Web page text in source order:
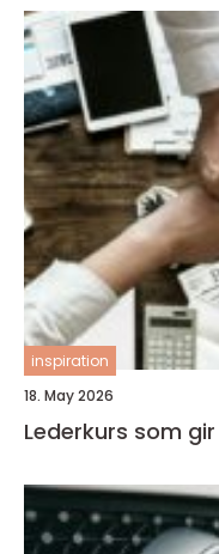
inspiration
18. May 2026
Lederkurs som